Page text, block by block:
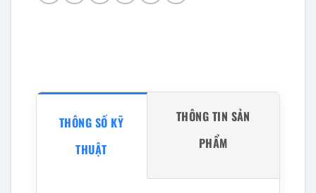
THÔNG SỐ KỸ
THUẬT
THÔNG TIN SẢN
PHẨM